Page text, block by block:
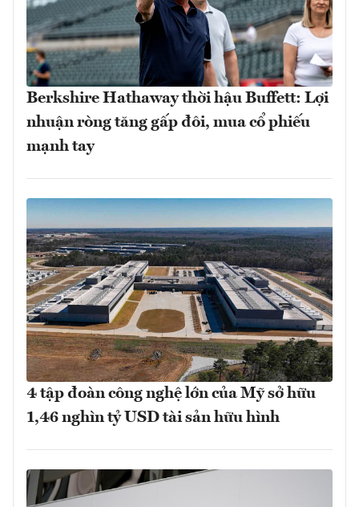
Berkshire Hathaway thời hậu Buffett: Lợi
nhuận ròng tăng gấp đôi, mua cổ phiếu
mạnh tay
4 tập đoàn công nghệ lớn của Mỹ sở hữu
1,46 nghìn tỷ USD tài sản hữu hình